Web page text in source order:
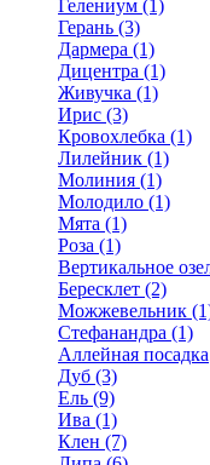
Гелениум (1)
Герань (3)
Дармера (1)
Дицентра (1)
Живучка (1)
Ирис (3)
Кровохлебка (1)
Лилейник (1)
Молиния (1)
Молодило (1)
Мята (1)
Роза (1)
Вертикальное
Бересклет (2)
Можжевельник
Стефанандра (1)
Аллейная посадка
Дуб (3)
Ель (9)
Ива (1)
Клен (7)